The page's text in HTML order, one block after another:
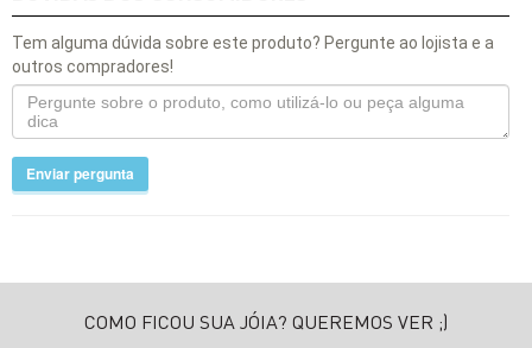
Tem alguma dúvida sobre este produto? Pergunte ao lojista e a
outros compradores!
Enviar pergunta
COMO FICOU SUA JÓIA? QUEREMOS VER ;)